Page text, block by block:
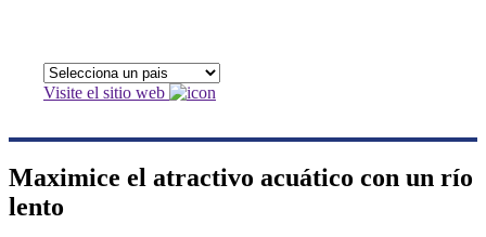
Visite el sitio web
Maximice el atractivo acuático con un río
lento